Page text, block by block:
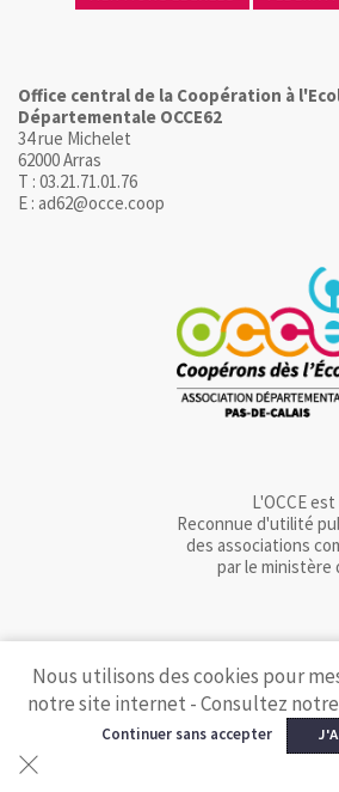
Office central de la Coopération à
Départementale OCCE62
34 rue Michelet
62000 Arras
T : 03.21.71.01.76
E : ad62@occe.coop
L'OCCE
Reconnue d'utilité
des associations
par le ministère
Nous utilisons des cookies pour
notre site internet - Consultez notre
Continuer sans accepter